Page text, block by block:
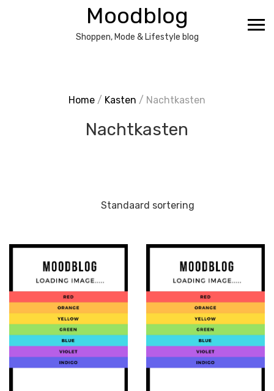
Moodblog
Shoppen, Mode & Lifestyle blog
Home / Kasten / Nachtkasten
Nachtkasten